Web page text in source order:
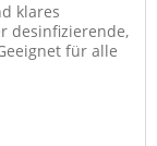
klares
desinfizierende,
für alle